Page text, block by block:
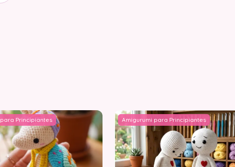
Principiantes Amigurumi para Principiantes